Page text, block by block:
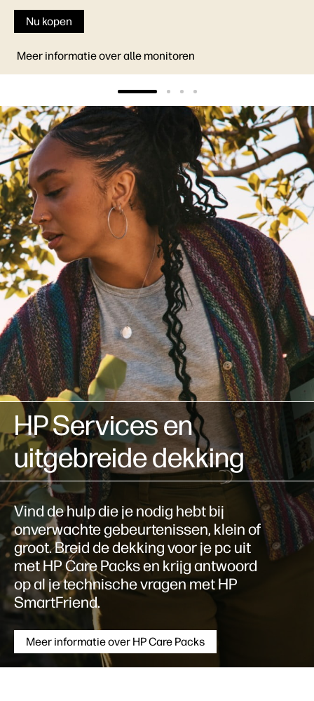
Nu kopen
Meer informatie over alle monitoren
HP Services en
uitgebreide dekking
Vind de hulp die je nodig hebt bij
onverwachte gebeurtenissen, klein of
groot. Breid de dekking voor je pc uit
met HP Care Packs en krijg antwoord
op al je technische vragen met HP
SmartFriend.
Meer informatie over HP Care Packs